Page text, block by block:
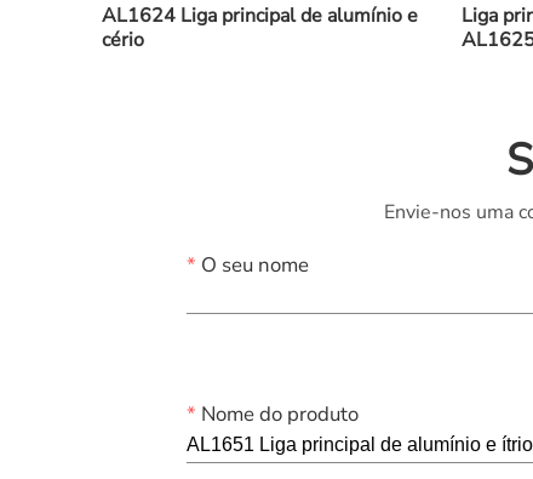
AL1624 Liga principal de alumínio e
cério
Liga
Envie-nos uma
* O seu nome
* Nome do produto